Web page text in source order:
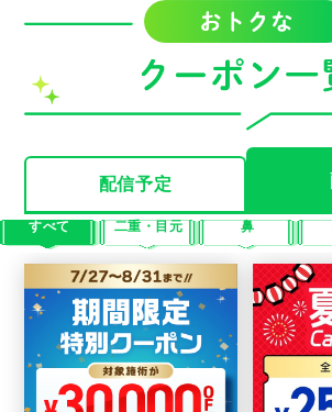
配信予定
すべて 二重・目元 鼻